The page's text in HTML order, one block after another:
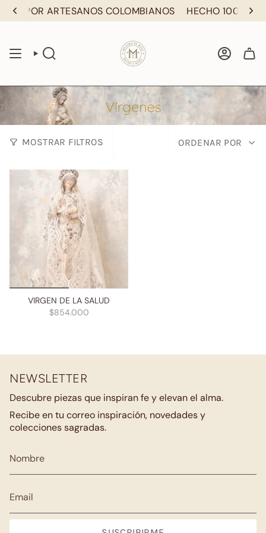
POR ARTESANOS COLOMBIANOS HECHO 100%
BÚSQUEDA CUENTA
MOSTRAR FILTROS
ORDENAR
ORDENAR POR
VIRGEN DE LA SALUD
$854.000
NEWSLETTER
Descubre piezas que inspiran fe y elevan el alma.
Recibe en tu correo inspiración, novedades y
colecciones sagradas.